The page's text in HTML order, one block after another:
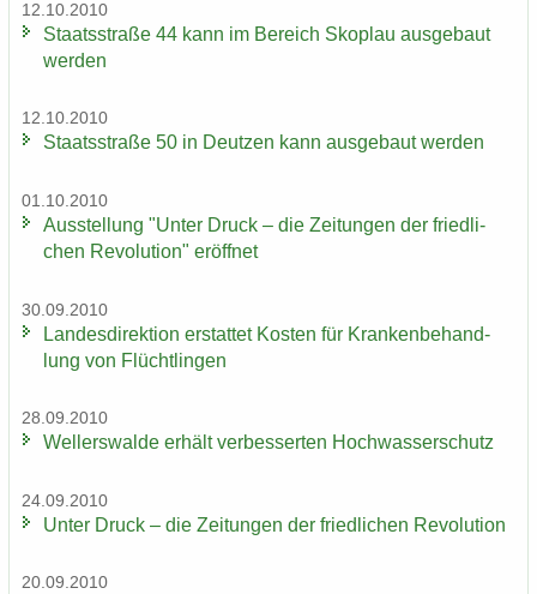
12.10.2010
Staats­stra­ße 44 kann im Be­reich Sko­plau aus­ge­baut
wer­den
12.10.2010
Staats­stra­ße 50 in Deut­zen kann aus­ge­baut wer­den
01.10.2010
Aus­stel­lung "Unter Druck – die Zei­tun­gen der fried­li­
chen Re­vo­lu­ti­on" er­öff­net
30.09.2010
Lan­des­di­rek­ti­on er­stat­tet Kos­ten für Kran­ken­be­hand­
lung von Flücht­lin­gen
28.09.2010
Wel­ler­s­wal­de er­hält ver­bes­ser­ten Hoch­was­ser­schutz
24.09.2010
Unter Druck – die Zei­tun­gen der fried­li­chen Re­vo­lu­ti­on
20.09.2010